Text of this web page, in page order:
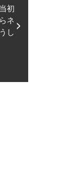
初
ネ
し